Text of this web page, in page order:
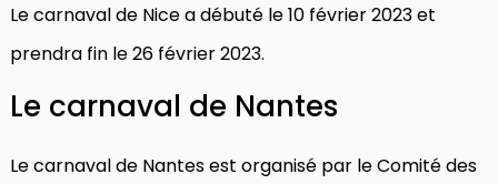
Le carnaval de Nice a débuté le 10 février 2023 et
prendra fin le 26 février 2023.
Le carnaval de Nantes
Le carnaval de Nantes est organisé par le Comité des